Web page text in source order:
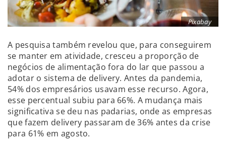
Pixabay
A pesquisa também revelou que, para conseguirem
se manter em atividade, cresceu a proporção de
negócios de alimentação fora do lar que passou a
adotar o sistema de delivery. Antes da pandemia,
54% dos empresários usavam esse recurso. Agora,
esse percentual subiu para 66%. A mudança mais
significativa se deu nas padarias, onde as empresas
que fazem delivery passaram de 36% antes da crise
para 61% em agosto.